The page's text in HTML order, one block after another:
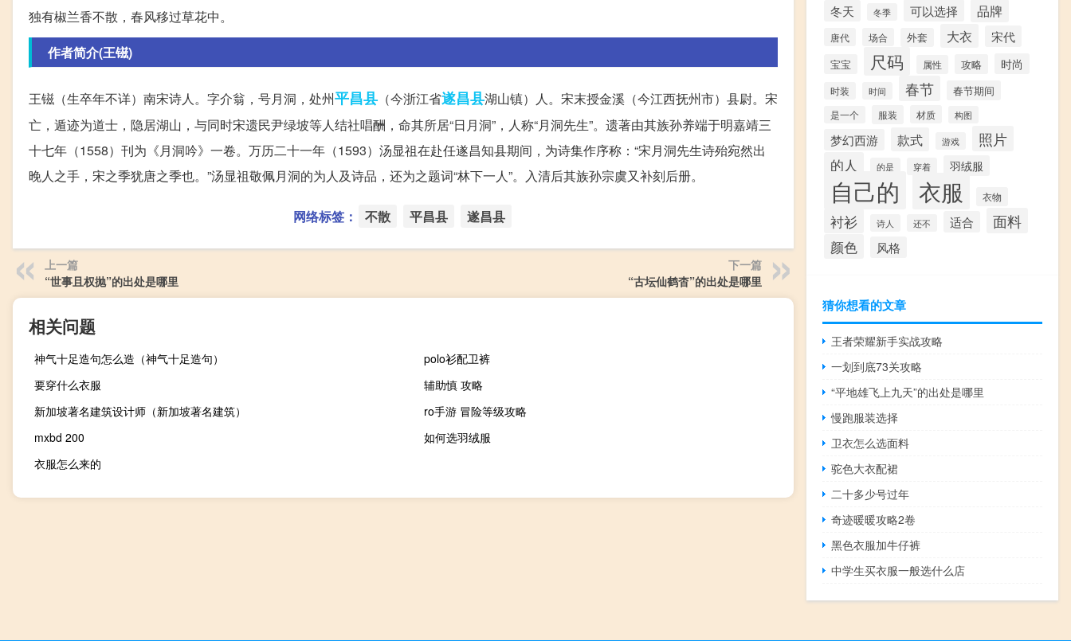
独有椒兰香不散，春风移过草花中。
作者简介(王镃)
王镃（生卒年不详）南宋诗人。字介翁，号月洞，处州平昌县 （今浙江省遂昌县湖山镇）人。宋末授金溪（今江西抚州市）县尉。宋
亡，遁迹为道士，隐居湖山，与同时宋遗民尹绿坡等人结社唱酬，命其所居“日月洞”，人称“月洞先生”。遗著由其族孙养端于明嘉靖三
十七年（1558）刊为《月洞吟》一卷。万历二十一年（1593）汤显祖在赴任遂昌知县期间，为诗集作序称：“宋月洞先生诗殆宛然出
晚人之手，宋之季犹唐之季也。”汤显祖敬佩月洞的为人及诗品，还为之题词“林下一人”。入清后其族孙宗虞又补刻后册。
网络标签： 不散 平昌县 遂昌县
上一篇
“世事且权抛”的出处是哪里
下一篇
“古坛仙鹤杳”的出处是哪里
相关问题
神气十足造句怎么造（神气十足造句）
polo衫配卫裤
要穿什么衣服
辅助慎 攻略
新加坡著名建筑设计师（新加坡著名建筑）
ro手游 冒险等级攻略
mxbd 200
如何选羽绒服
衣服怎么来的
冬天 冬季 可以选择 品牌
唐代 场合 外套 大衣 宋代
宝宝 尺码 属性 攻略 时尚
时装 时间 春节 春节期间
是一个 服装 材质 构图
梦幻西游 款式 游戏 照片
的人 的是 穿着 羽绒服
自己的 衣服 衣物
衬衫 诗人 还不 适合 面料
颜色 风格
猜你想看的文章
王者荣耀新手实战攻略
一划到底73关攻略
“平地雄飞上九天”的出处是哪里
慢跑服装选择
卫衣怎么选面料
驼色大衣配裙
二十多少号过年
奇迹暖暖攻略2卷
黑色衣服加牛仔裤
中学生买衣服一般选什么店